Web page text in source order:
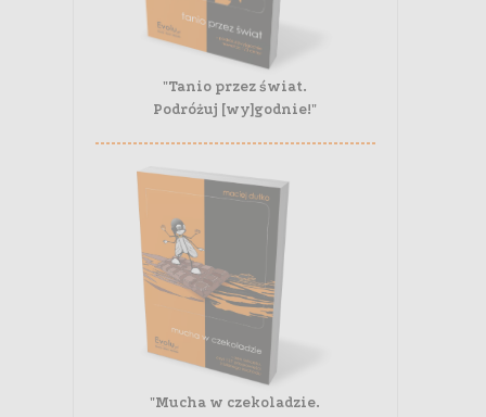
"Tanio przez świat.
Podróżuj [wy]godnie!"
"Mucha w czekoladzie.